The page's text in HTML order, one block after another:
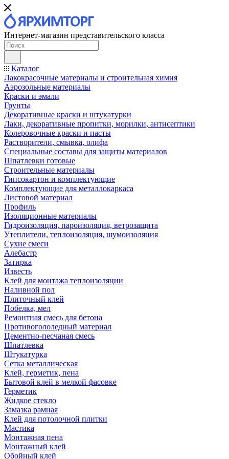
Интернет-магазин представительского класса
Каталог
Лакокрасочные материалы и строительная химия
Аэрозольные материалы
Краски и эмали
Грунты
Декоративные краски и штукатурки
Лаки, декоративные пропитки, морилки, антисептики
Колеровочные краски и пасты
Растворители, смывка, олифа
Специальные составы для защиты материалов
Шпатлевки готовые
Строительные материалы
Гипсокартон и комплектующие
Комплектующие для металлокаркаса
Листовой материал
Профиль
Изоляционные материалы
Гидроизоляция, пароизоляция, ветрозащита
Утеплители, теплоизоляция, шумоизоляция
Сухие смеси
Алебастр
Затирка
Известь
Клей для монтажа теплоизоляции
Наливной пол
Плиточный клей
Побелка, мел
Ремонтная смесь для бетона
Противогололедный материал
Цементно-песчаная смесь
Шпатлевка
Штукатурка
Сетка металлическая
Клей, герметик, пена
Бытовой клей в мелкой фасовке
Герметик
Жидкое стекло
Замазка рамная
Клей для потолочной плитки
Мастика
Монтажная пена
Монтажный клей
Обойный клей